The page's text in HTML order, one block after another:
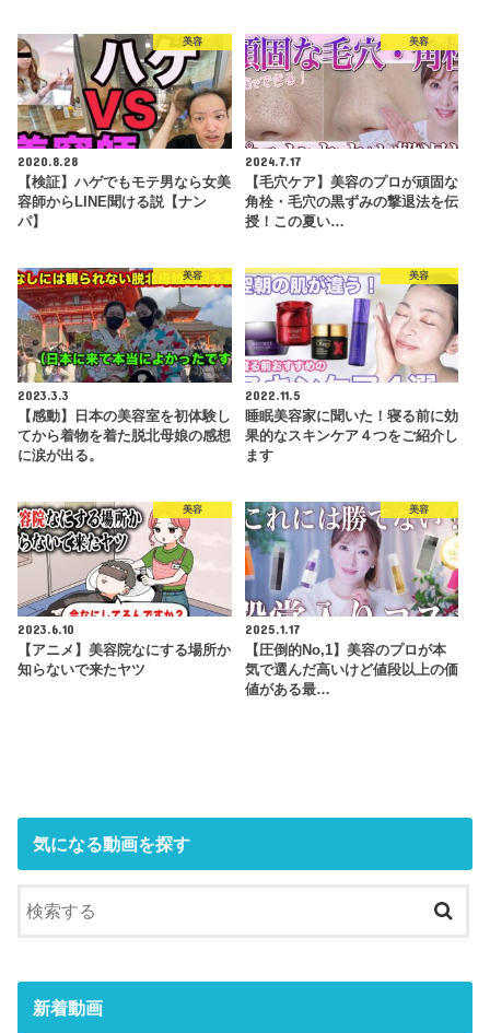
美容
2020.8.28
【検証】ハゲでもモテ男なら女美
容師からLINE聞ける説【ナン
パ】
美容
2024.7.17
【毛穴ケア】美容のプロが頑固な
角栓・毛穴の黒ずみの撃退法を伝
授！この夏い…
美容
2023.3.3
【感動】日本の美容室を初体験し
てから着物を着た脱北母娘の感想
に涙が出る。
美容
2022.11.5
睡眠美容家に聞いた！寝る前に効
果的なスキンケア４つをご紹介し
ます
美容
2023.6.10
【アニメ】美容院なにする場所か
知らないで来たヤツ
美容
2025.1.17
【圧倒的No,1】美容のプロが本
気で選んだ高いけど値段以上の価
値がある最…
気になる動画を探す
新着動画